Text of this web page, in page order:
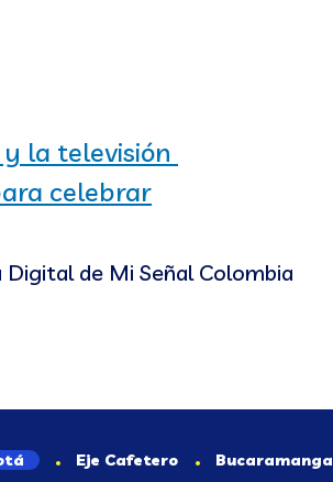
la televisión
celebrar
de Mi Señal Colombia
Eje Cafetero Bucaramanga